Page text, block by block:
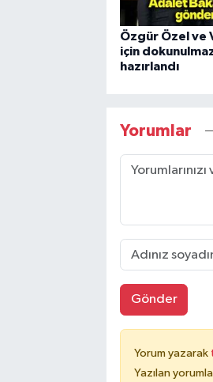
Özgür Özel ve
için
hazırlandı
Yorumlar
Gönder
Yorum yazarak
Yazılan